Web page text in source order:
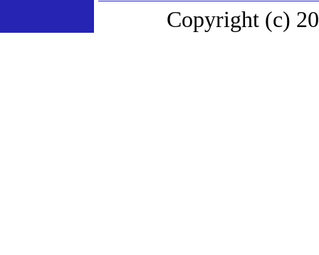
Copyright (c)